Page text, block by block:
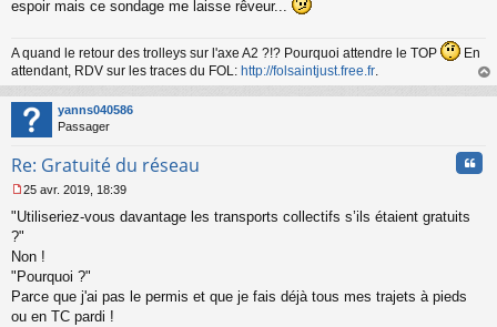
espoir mais ce sondage me laisse rêveur...
A quand le retour des trolleys sur l'axe A2 ?!? Pourquoi attendre le TOP
En
attendant, RDV sur les traces du FOL: http://folsaintjust.free.fr.
au
yanns040586
Passager
Re: Gratuité du réseau
e
s
a
g
e
n
25 avr. 2019, 18:39
"Utiliseriez-vous davantage les transports collectifs s’ils étaient gratuits
?"
Non !
"Pourquoi ?"
Parce que j'ai pas le permis et que je fais déjà tous mes trajets à pieds
ou en TC pardi !